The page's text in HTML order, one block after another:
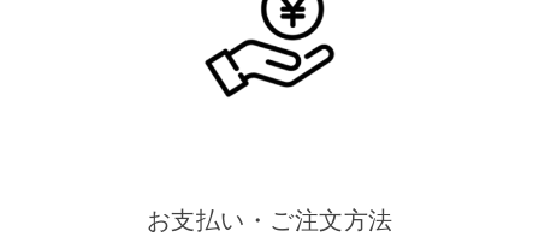
お支払い・ご注文方法